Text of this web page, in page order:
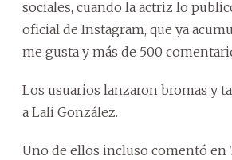
sociales, cuando la actriz lo
oficial de Instagram, que ya
me gusta y más de 500
Los usuarios lanzaron bromas y
a Lali González.
Uno de ellos incluso comentó en